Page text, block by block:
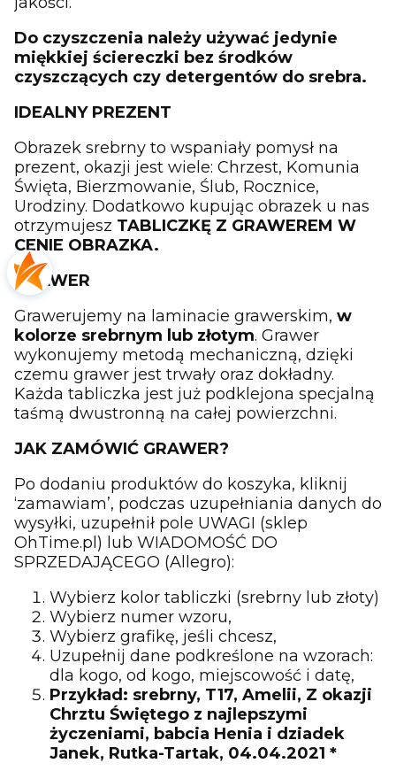
Do czyszczenia należy używać jedynie
miękkiej ściereczki bez środków
czyszczących czy detergentów do srebra.
IDEALNY PREZENT
Obrazek srebrny to wspaniały pomysł na
prezent, okazji jest wiele: Chrzest, Komunia
Święta, Bierzmowanie, Ślub, Rocznice,
Urodziny. Dodatkowo kupując obrazek u nas
otrzymujesz TABLICZKĘ Z GRAWEREM W
CENIE OBRAZKA.
GRAWER
Grawerujemy na laminacie grawerskim, w
kolorze srebrnym lub złotym. Grawer
wykonujemy metodą mechaniczną, dzięki
czemu grawer jest trwały oraz dokładny.
Każda tabliczka jest już podklejona specjalną
taśmą dwustronną na całej powierzchni.
JAK ZAMÓWIĆ GRAWER?
Po dodaniu produktów do koszyka, kliknij
‘zamawiam’, podczas uzupełniania danych do
wysyłki, uzupełnił pole UWAGI (sklep
OhTime.pl) lub WIADOMOŚĆ DO
SPRZEDAJĄCEGO (Allegro):
Wybierz kolor tabliczki (srebrny lub złoty)
Wybierz numer wzoru,
Wybierz grafikę, jeśli chcesz,
Uzupełnij dane podkreślone na wzorach:
dla kogo, od kogo, miejscowość i datę,
Przykład: srebrny, T17, Amelii, Z okazji
Chrztu Świętego z najlepszymi
życzeniami, babcia Henia i dziadek
Janek, Rutka-Tartak, 04.04.2021 *